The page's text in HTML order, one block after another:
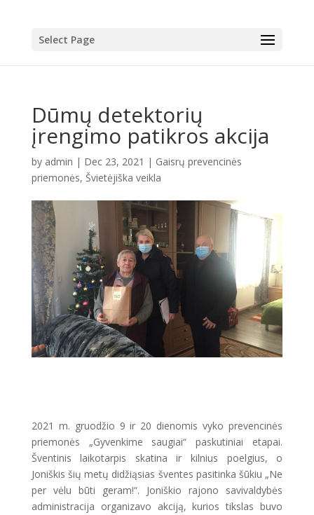
Select Page
Dūmų detektorių
įrengimo patikros akcija
by admin | Dec 23, 2021 | Gaisrų prevencinės
priemonės, Švietėjiška veikla
2021 m. gruodžio 9 ir 20 dienomis vyko prevencinės
priemonės „Gyvenkime saugiai“ paskutiniai etapai.
Šventinis laikotarpis skatina ir kilnius poelgius, o
Joniškis šių metų didžiąsias šventes pasitinka šūkiu „Ne
per vėlu būti geram!“. Joniškio rajono savivaldybės
administracija organizavo akciją, kurios tikslas buvo